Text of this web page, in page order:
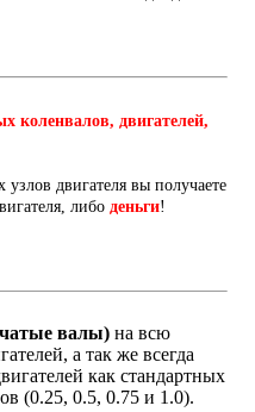
коленвалов, двигателей,
двигателя вы получаете
либо деньги!
валы) на всю
а так же всегда
как стандартных
(0.25, 0.5, 0.75 и 1.0).